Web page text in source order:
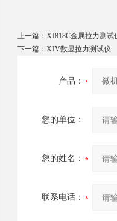
上一篇： XJ818C金属拉力测试
下一篇： XJV数显拉力测试仪
产品：
您的单位：
您的姓名：
联系电话：